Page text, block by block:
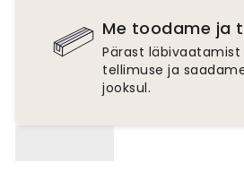
Me toodame ja
Pärast
tellimuse ja
jooksul.